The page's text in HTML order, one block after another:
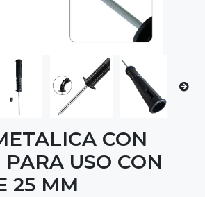
CON
PARA USO CON
25 MM